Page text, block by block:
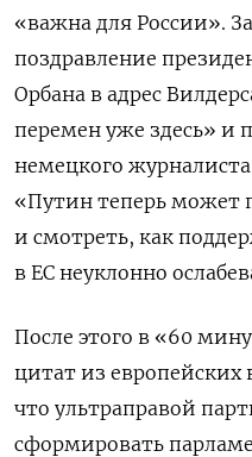
«важна для России».
поздравление
Орбана в адрес
перемен уже здесь» и
немецкого
«Путин теперь может
и смотреть, как
в ЕС неуклонно
После этого в «60
цитат из европейских
что ультраправой
сформировать